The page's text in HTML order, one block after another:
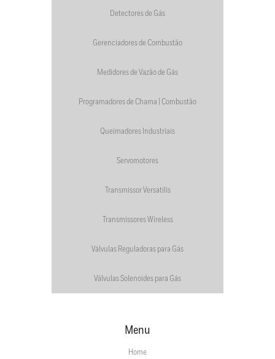
Detectores de Gás
Gerenciadores de Combustão
Medidores de Vazão de Gás
Programadores de Chama | Combustão
Queimadores Industriais
Servomotores
Transmissor Versatilis
Transmissores Wireless
Válvulas Reguladoras para Gás
Válvulas Solenoides para Gás
Menu
Home